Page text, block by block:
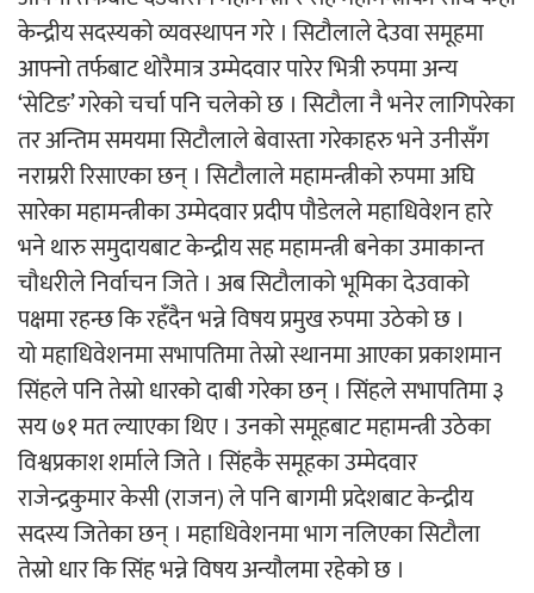
केन्द्रीय सदस्यको व्यवस्थापन गरे । सिटौलाले देउवा समूहमा
आफ्नो तर्फबाट थोरैमात्र उम्मेदवार पारेर भित्री रुपमा अन्य
‘सेटिङ’ गरेको चर्चा पनि चलेको छ । सिटौला नै भनेर लागिपरेका
तर अन्तिम समयमा सिटौलाले बेवास्ता गरेकाहरु भने उनीसँग
नराम्ररी रिसाएका छन् । सिटौलाले महामन्त्रीको रुपमा अघि
सारेका महामन्त्रीका उम्मेदवार प्रदीप पौडेलले महाधिवेशन हारे
भने थारु समुदायबाट केन्द्रीय सह महामन्त्री बनेका उमाकान्त
चौधरीले निर्वाचन जिते । अब सिटौलाको भूमिका देउवाको
पक्षमा रहन्छ कि रहँदैन भन्ने विषय प्रमुख रुपमा उठेको छ ।
यो महाधिवेशनमा सभापतिमा तेस्रो स्थानमा आएका प्रकाशमान
सिंहले पनि तेस्रो धारको दाबी गरेका छन् । सिंहले सभापतिमा ३
सय ७१ मत ल्याएका थिए । उनको समूहबाट महामन्त्री उठेका
विश्वप्रकाश शर्माले जिते । सिंहकै समूहका उम्मेदवार
राजेन्द्रकुमार केसी (राजन) ले पनि बागमी प्रदेशबाट केन्द्रीय
सदस्य जितेका छन् । महाधिवेशनमा भाग नलिएका सिटौला
तेस्रो धार कि सिंह भन्ने विषय अन्यौलमा रहेको छ ।